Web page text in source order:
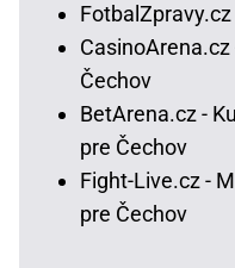
Čechov
BetArena.cz -
pre Čechov
Fight-Live.cz -
pre Čechov